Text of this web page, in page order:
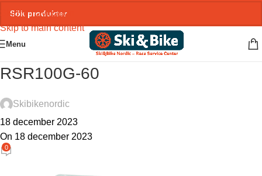
Skip to navigation
Skip to main content
Menu
RSR100G-60
Skibikenordic
18 december 2023
On 18 december 2023
0